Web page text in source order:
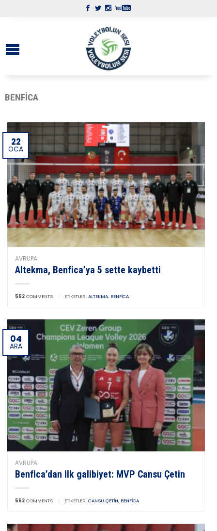
BENFICA
22
OCA
AVRUPA
Altekma, Benfica’ya 5 sette kaybetti
552 COMMENTS | ETIKETLER: ALTEKMA, BENFICA
04
ARA
AVRUPA
Benfica’dan ilk galibiyet: MVP Cansu Çetin
552 COMMENTS | ETIKETLER: CANSU ÇETIN, BENFICA